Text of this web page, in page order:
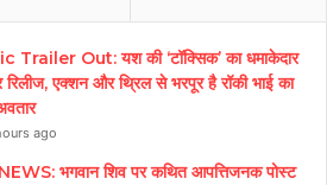
Trailer Out: यश की ‘टॉक्सिक’ का धमाकेदार
रिलीज, एक्शन और थ्रिल से भरपूर है रॉकी भाई का
ago
भगवान शिव पर कथित आपत्तिजनक पोस्ट